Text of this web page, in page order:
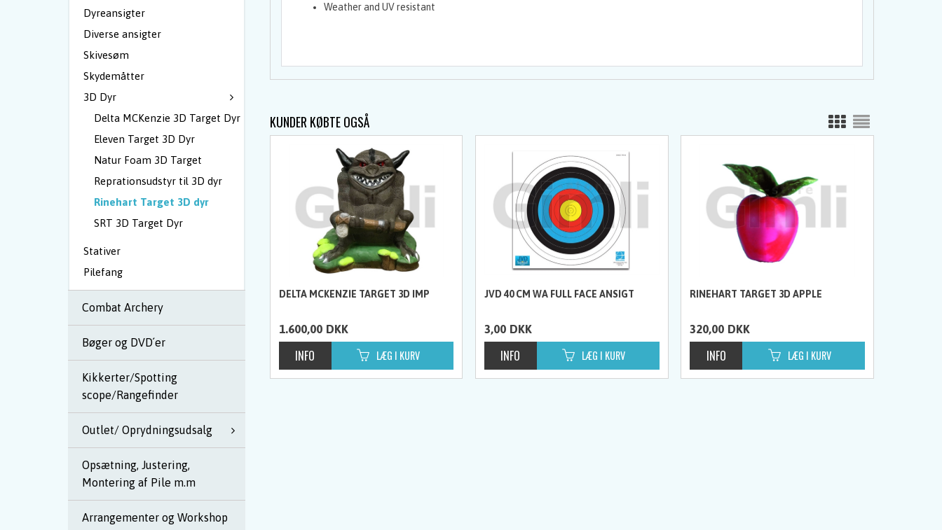
Dyreansigter
Diverse ansigter
Skivesøm
Skydemåtter
3D Dyr
Delta MCKenzie 3D Target Dyr
Eleven Target 3D Dyr
Natur Foam 3D Target
Reprationsudstyr til 3D dyr
Rinehart Target 3D dyr
SRT 3D Target Dyr
Stativer
Pilefang
Combat Archery
Bøger og DVD´er
Kikkerter/Spotting
scope/Rangefinder
Outlet/ Oprydningsudsalg
Opsætning, Justering,
Montering af Pile m.m
Arrangementer og Workshop
Weather and UV resistant
KUNDER KØBTE OGSÅ
DELTA MCKENZIE TARGET 3D IMP
1.600,00 DKK
JVD 40 CM WA FULL FACE ANSIGT
3,00 DKK
RINEHART TARGET 3D APPLE
320,00 DKK